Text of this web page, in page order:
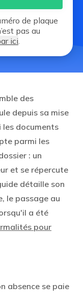
de plaque
pas au
ici
des
depuis sa mise
les documents
parmi les
: un
et se répercute
détaille son
le passage au
a été
pour
absence se paie